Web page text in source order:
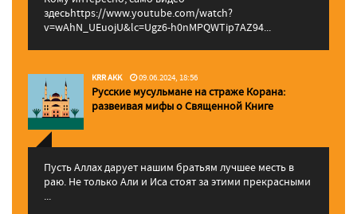
здесьhttps://www.youtube.com/watch?
v=wAhN_UEuojU&lc=Ugz6-h0nMPQWTip7AZ94...
KRR AKK 09.06.2024, 18:56
Русские мусульмане на страже Корана:
pазвеивая мифы о Священной Книге
Пусть Аллах дарует нашим братьям лучшее месть в
раю. Не только Али и Иса стоят за этими прекрасными
...